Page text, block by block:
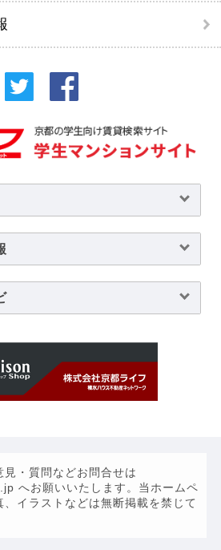
・質問などお問合せは
へお願いいたします。当ホームペ
イラストなどは無断掲載を禁じて